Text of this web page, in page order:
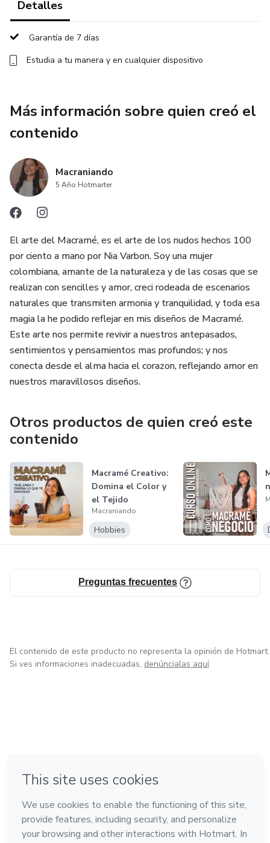
materiales 💰 y mejorar sus resultados 🎯.
exclusivos solo disponibles durante la preventa 🎁📥.
con confianza 🧘‍♀️, sin desperdicio y con resultados
profesionales 💪🪢.
Detalles
Garantía de 7 días
Estudia a tu manera y en cualquier dispositivo
Más información sobre quien creó el
contenido
Macraniando
5 Año Hotmarter
El arte del Macramé, es el arte de los nudos hechos 100
por ciento a mano por Nia Varbon. Soy una mujer
colombiana, amante de la naturaleza y de las cosas que se
realizan con sencilles y amor, creci rodeada de escenarios
naturales que transmiten armonia y tranquilidad, y toda esa
magia la he podido reflejar en mis diseños de Macramé.
Este arte nos permite revivir a nuestros antepasados,
sentimientos y pensamientos mas profundos; y nos
conecta desde el alma hacia el corazon, reflejando amor en
nuestros maravillosos diseños.
Otros productos de quien creó este
contenido
Macramé Creativo:
Domina el Color y
el Tejido
Macraniando
Hobbies
Preguntas frecuentes
El contenido de este producto no representa la opinión de Hotmart.
Si ves informaciones inadecuadas, denúncialas aquí
Hecho con❤ en Bogotá